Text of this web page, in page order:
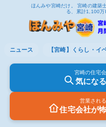
ほんみや宮崎だけ。 宮崎の建築
る、累計1,100万
ニュース 【宮崎】くらし・イ
宮崎の住宅
気にな
営業され
住宅会社が